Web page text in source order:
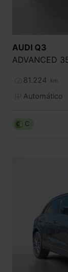
AUDI Q3
81.224 km
Automático
C